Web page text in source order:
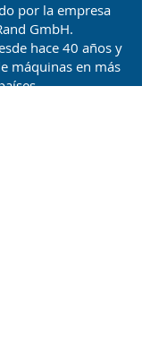
por la empresa
GmbH.
hace 40 años y
máquinas en más